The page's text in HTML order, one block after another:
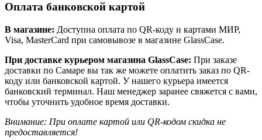
Оплата банковской картой
В магазине: Доступна оплата по QR-коду и картами МИР,
Visa, MasterCard при самовывозе в магазине GlassCase.
При доставке курьером магазина GlassCase: При заказе
доставки по Самаре вы так же можете оплатить заказ по QR-
коду или банковской картой. У нашего курьера имеется
банковский терминал. Наш менеджер заранее свяжется с вами,
чтобы уточнить удобное время доставки.
Внимание: При оплате картой или QR-кодом скидка не
предоставляется!